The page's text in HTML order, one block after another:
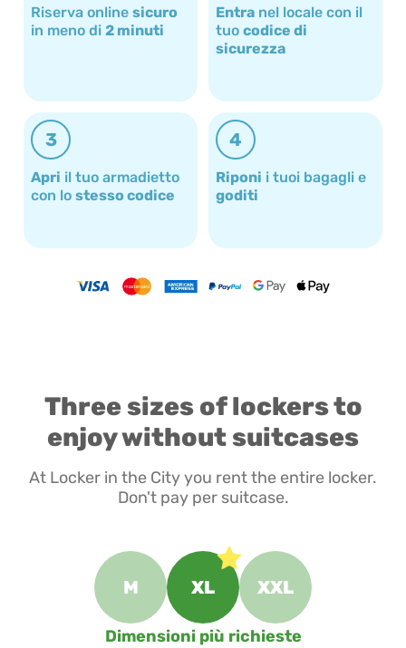
Riserva online sicuro
in meno di 2 minuti
Entra nel locale con il
tuo codice di
sicurezza
3
Apri il tuo armadietto
con lo stesso codice
4
Riponi i tuoi bagagli e
goditi
Three sizes of lockers to
enjoy without suitcases
At Locker in the City you rent the entire locker.
Don't pay per suitcase.
M XL XXL
Dimensioni più richieste